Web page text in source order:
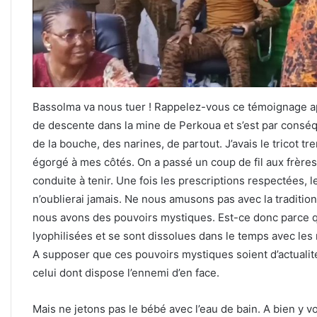
Bassolma va nous tuer ! Rappelez-vous ce
de descente dans la mine de Perkoua et s’est par
de la bouche, des narines, de partout. J’avais le tricot
égorgé à mes côtés. On a passé un coup de fil aux
conduite à tenir. Une fois les prescriptions respectées,
n’oublierai jamais. Ne nous amusons pas avec la
nous avons des pouvoirs mystiques. Est-ce donc parce
lyophilisées et se sont dissolues dans le temps avec les
A supposer que ces pouvoirs mystiques soient
celui dont dispose l’ennemi d’en face.
Mais ne jetons pas le bébé avec l’eau de bain. A bien y